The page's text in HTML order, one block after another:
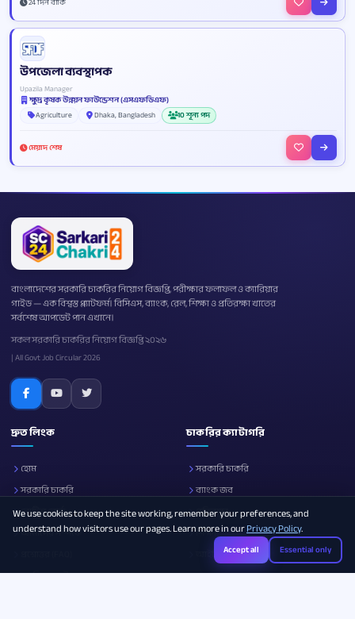
উপজেলা ব্যবস্থাপক
Upazila Manager
ক্ষুদ্র কৃষক উন্নয়ন ফাউন্ডেশন (এসএফডিএফ)
Agriculture
Dhaka, Bangladesh 10 শূন্য পদ
মেয়াদ শেষ
বাংলাদেশের সরকারি চাকরির নিয়োগ বিজ্ঞপ্তি, পরীক্ষার ফলাফল ও ক্যারিয়ার
গাইড — এক বিশ্বস্ত প্ল্যাটফর্ম। বিসিএস, ব্যাংক, রেল, শিক্ষা ও প্রতিরক্ষা খাতের
সর্বশেষ আপডেট পান এখানে।
সকল সরকারি চাকরির নিয়োগ বিজ্ঞপ্তি ২০২৬
| All Govt Job Circular 2026
দ্রুত লিংক
হোম
সরকারি চাকরি
নোটিশ বোর্ড
আমাদের সম্পর্কে
ক্যারিয়ার গাইড
চাকরির ক্যাটাগরি
সরকারি চাকরি
ব্যাংক জব
প্রতিরক্ষা
শিক্ষা
আইসিটি
We use cookies to keep the site working, remember your preferences, and
understand how visitors use our pages. Learn more in ourPrivacy Policy.
Accept all Essential only